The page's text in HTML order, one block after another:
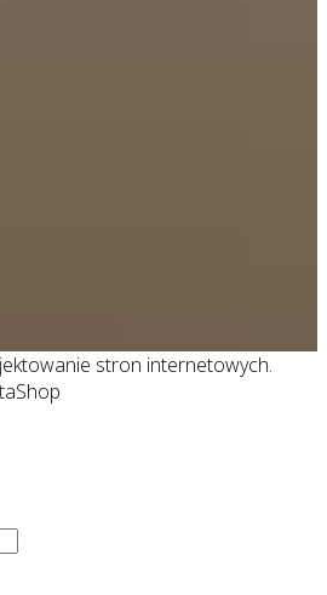
stron internetowych.